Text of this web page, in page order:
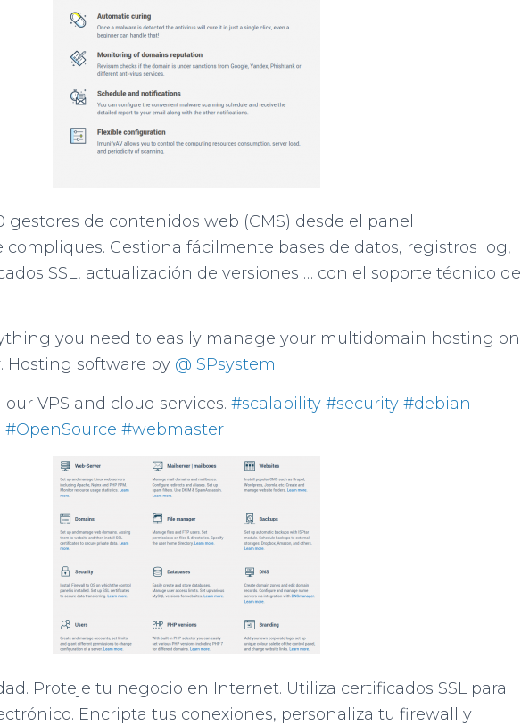
gestores de contenidos web (CMS) desde el panel
compliques. Gestiona fácilmente bases de datos, registros log,
SSL, actualización de versiones … con el soporte técnico de
you need to easily manage your multidomain hosting on
Hosting software by @ISPsystem
VPS and cloud services. #scalability #security #debian
#OpenSource #webmaster
Proteje tu negocio en Internet. Utiliza certificados SSL para
Encripta tus conexiones, personaliza tu firewall y